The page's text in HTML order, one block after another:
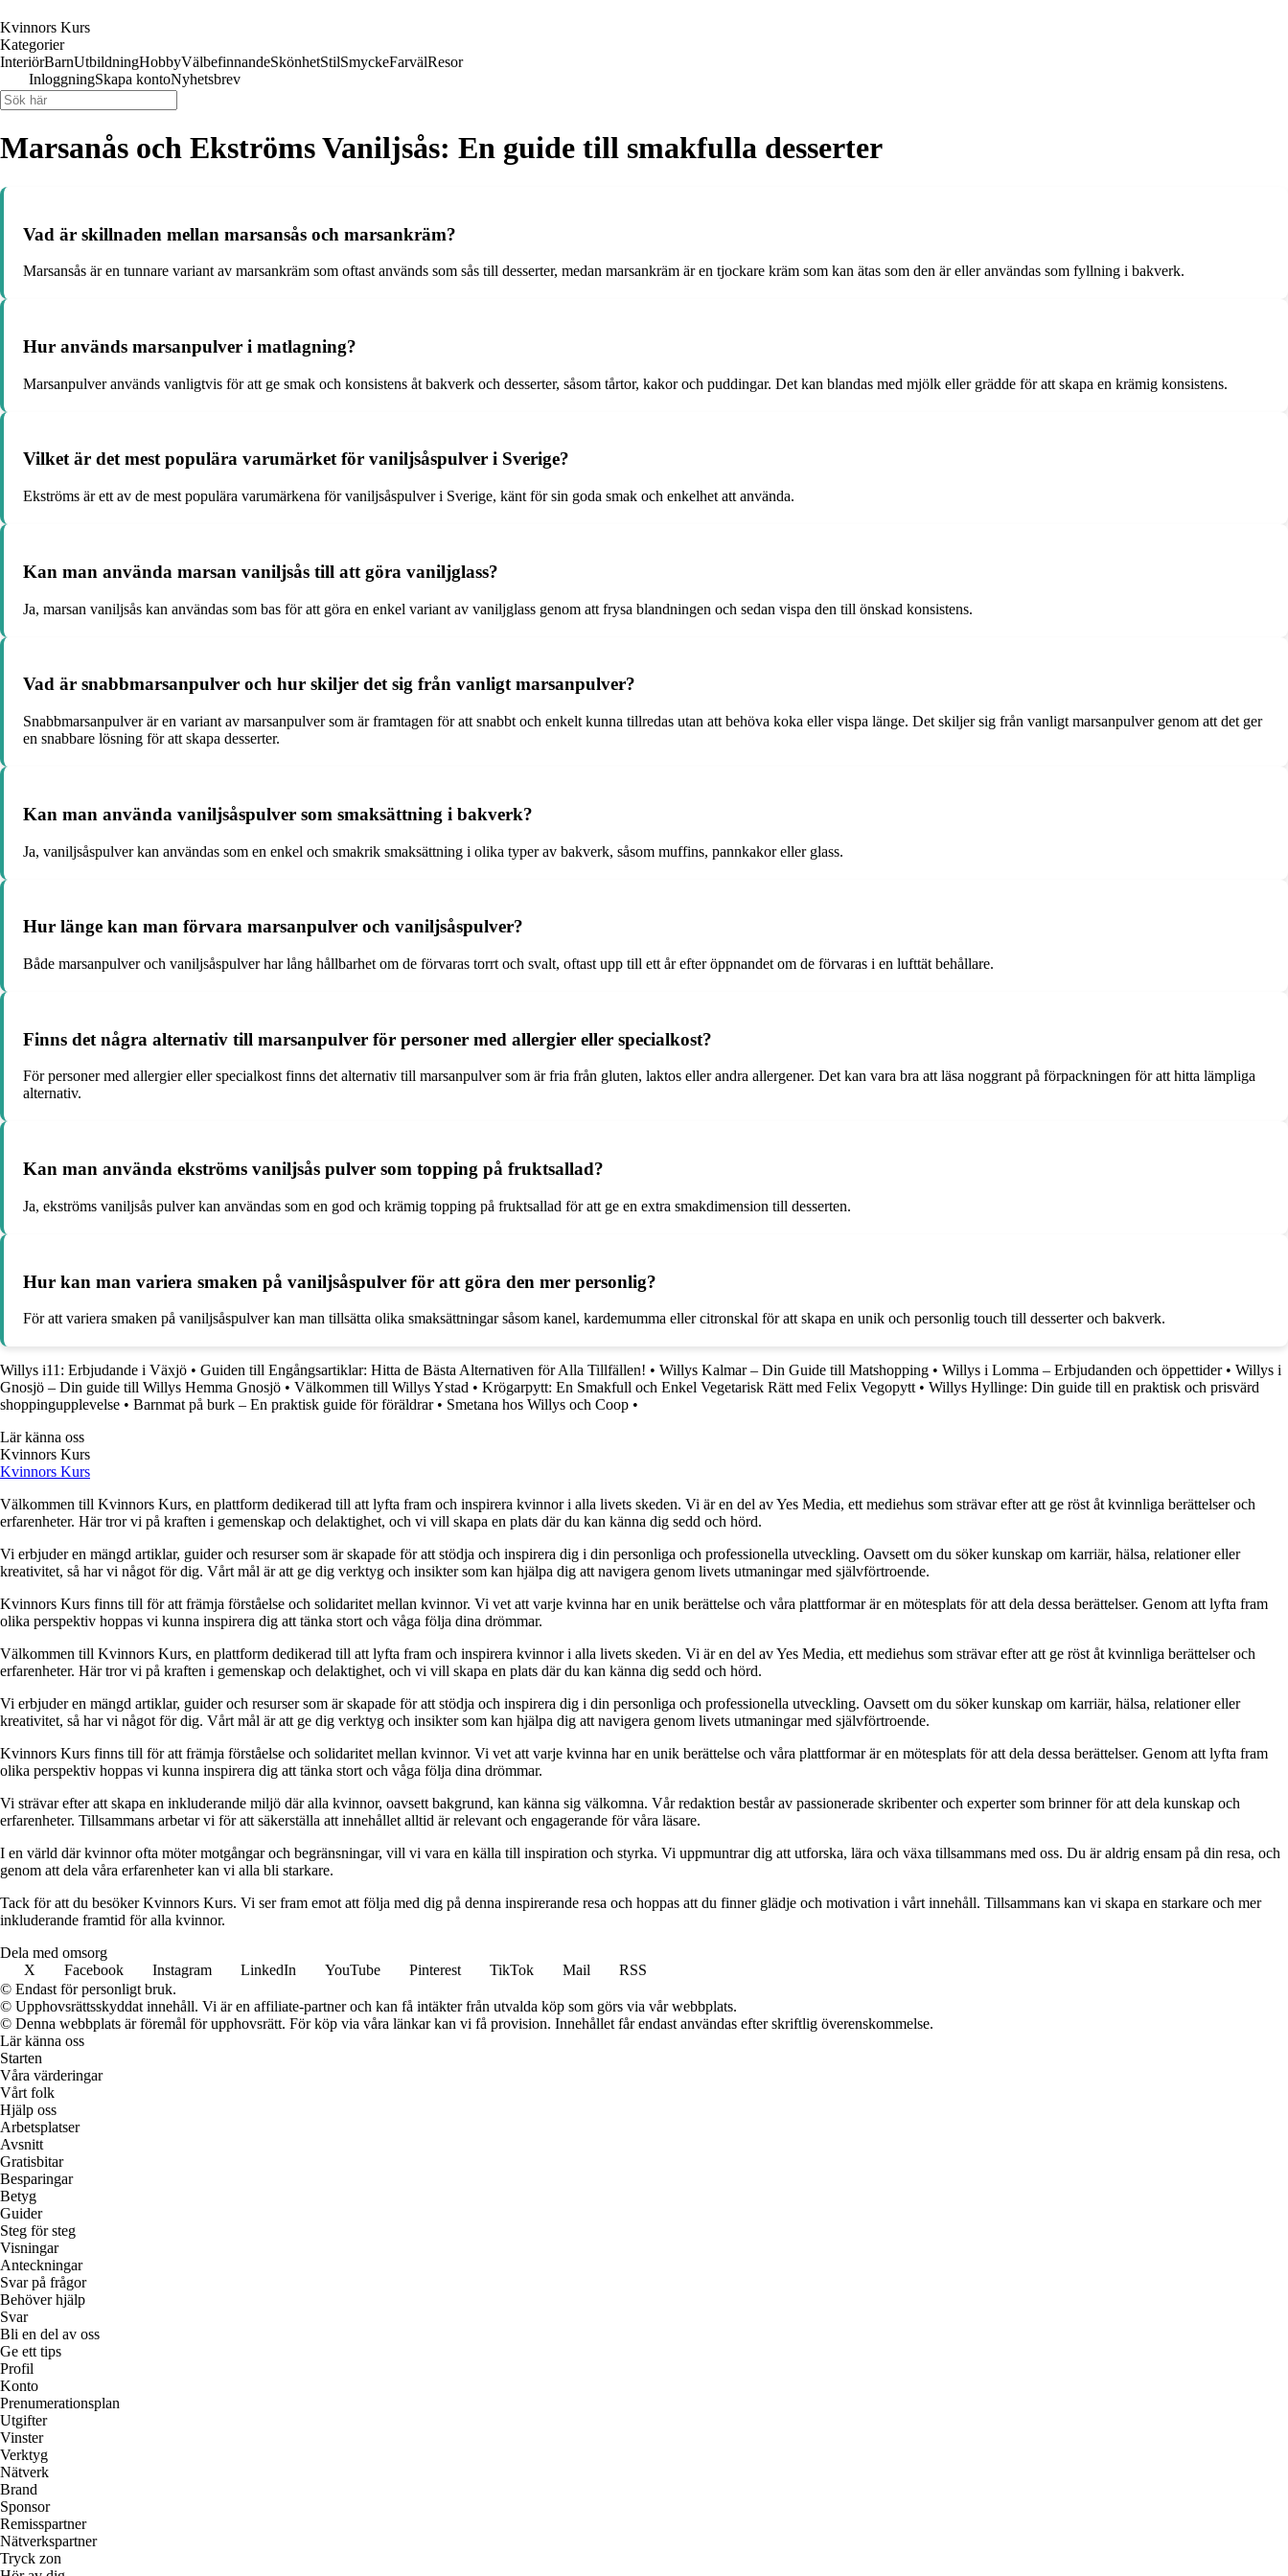
Kvinnors Kurs
Kategorier
InteriörBarnUtbildningHobbyVälbefinnandeSkönhetStilSmyckeFarvälResor
InloggningSkapa kontoNyhetsbrev
Marsanås och Ekströms Vaniljsås: En guide till smakfulla desserter
Vad är skillnaden mellan marsansås och marsankräm?
Marsansås är en tunnare variant av marsankräm som oftast används som sås till desserter, medan marsankräm är en tjockare kräm som kan ätas som den är eller användas som fyllning i bakverk.
Hur används marsanpulver i matlagning?
Marsanpulver används vanligtvis för att ge smak och konsistens åt bakverk och desserter, såsom tårtor, kakor och puddingar. Det kan blandas med mjölk eller grädde för att skapa en krämig konsistens.
Vilket är det mest populära varumärket för vaniljsåspulver i Sverige?
Ekströms är ett av de mest populära varumärkena för vaniljsåspulver i Sverige, känt för sin goda smak och enkelhet att använda.
Kan man använda marsan vaniljsås till att göra vaniljglass?
Ja, marsan vaniljsås kan användas som bas för att göra en enkel variant av vaniljglass genom att frysa blandningen och sedan vispa den till önskad konsistens.
Vad är snabbmarsanpulver och hur skiljer det sig från vanligt marsanpulver?
Snabbmarsanpulver är en variant av marsanpulver som är framtagen för att snabbt och enkelt kunna tillredas utan att behöva koka eller vispa länge. Det skiljer sig från vanligt marsanpulver genom att det ger
en snabbare lösning för att skapa desserter.
Kan man använda vaniljsåspulver som smaksättning i bakverk?
Ja, vaniljsåspulver kan användas som en enkel och smakrik smaksättning i olika typer av bakverk, såsom muffins, pannkakor eller glass.
Hur länge kan man förvara marsanpulver och vaniljsåspulver?
Både marsanpulver och vaniljsåspulver har lång hållbarhet om de förvaras torrt och svalt, oftast upp till ett år efter öppnandet om de förvaras i en lufttät behållare.
Finns det några alternativ till marsanpulver för personer med allergier eller specialkost?
För personer med allergier eller specialkost finns det alternativ till marsanpulver som är fria från gluten, laktos eller andra allergener. Det kan vara bra att läsa noggrant på förpackningen för att hitta lämpliga
alternativ.
Kan man använda ekströms vaniljsås pulver som topping på fruktsallad?
Ja, ekströms vaniljsås pulver kan användas som en god och krämig topping på fruktsallad för att ge en extra smakdimension till desserten.
Hur kan man variera smaken på vaniljsåspulver för att göra den mer personlig?
För att variera smaken på vaniljsåspulver kan man tillsätta olika smaksättningar såsom kanel, kardemumma eller citronskal för att skapa en unik och personlig touch till desserter och bakverk.
Willys i11: Erbjudande i Växjö • Guiden till Engångsartiklar: Hitta de Bästa Alternativen för Alla Tillfällen! • Willys Kalmar – Din Guide till Matshopping • Willys i Lomma – Erbjudanden och öppettider• Willys i
Gnosjö – Din guide till Willys Hemma Gnosjö • Välkommen till Willys Ystad • Krögarpytt: En Smakfull och Enkel Vegetarisk Rätt med Felix Vegopytt • Willys Hyllinge: Din guide till en praktisk och prisvärd
shoppingupplevelse • Barnmat på burk – En praktisk guide för föräldrar• Smetana hos Willys och Coop •
Lär känna oss
Kvinnors Kurs
Kvinnors Kurs
Välkommen till Kvinnors Kurs, en plattform dedikerad till att lyfta fram och inspirera kvinnor i alla livets skeden. Vi är en del av Yes Media, ett mediehus som strävar efter att ge röst åt kvinnliga berättelser och
erfarenheter. Här tror vi på kraften i gemenskap och delaktighet, och vi vill skapa en plats där du kan känna dig sedd och hörd.
Vi erbjuder en mängd artiklar, guider och resurser som är skapade för att stödja och inspirera dig i din personliga och professionella utveckling. Oavsett om du söker kunskap om karriär, hälsa, relationer eller
kreativitet, så har vi något för dig. Vårt mål är att ge dig verktyg och insikter som kan hjälpa dig att navigera genom livets utmaningar med självförtroende.
Kvinnors Kurs finns till för att främja förståelse och solidaritet mellan kvinnor. Vi vet att varje kvinna har en unik berättelse och våra plattformar är en mötesplats för att dela dessa berättelser. Genom att lyfta fram
olika perspektiv hoppas vi kunna inspirera dig att tänka stort och våga följa dina drömmar.
Välkommen till Kvinnors Kurs, en plattform dedikerad till att lyfta fram och inspirera kvinnor i alla livets skeden. Vi är en del av Yes Media, ett mediehus som strävar efter att ge röst åt kvinnliga berättelser och
erfarenheter. Här tror vi på kraften i gemenskap och delaktighet, och vi vill skapa en plats där du kan känna dig sedd och hörd.
Vi erbjuder en mängd artiklar, guider och resurser som är skapade för att stödja och inspirera dig i din personliga och professionella utveckling. Oavsett om du söker kunskap om karriär, hälsa, relationer eller
kreativitet, så har vi något för dig. Vårt mål är att ge dig verktyg och insikter som kan hjälpa dig att navigera genom livets utmaningar med självförtroende.
Kvinnors Kurs finns till för att främja förståelse och solidaritet mellan kvinnor. Vi vet att varje kvinna har en unik berättelse och våra plattformar är en mötesplats för att dela dessa berättelser. Genom att lyfta fram
olika perspektiv hoppas vi kunna inspirera dig att tänka stort och våga följa dina drömmar.
Vi strävar efter att skapa en inkluderande miljö där alla kvinnor, oavsett bakgrund, kan känna sig välkomna. Vår redaktion består av passionerade skribenter och experter som brinner för att dela kunskap och
erfarenheter. Tillsammans arbetar vi för att säkerställa att innehållet alltid är relevant och engagerande för våra läsare.
I en värld där kvinnor ofta möter motgångar och begränsningar, vill vi vara en källa till inspiration och styrka. Vi uppmuntrar dig att utforska, lära och växa tillsammans med oss. Du är aldrig ensam på din resa, och
genom att dela våra erfarenheter kan vi alla bli starkare.
Tack för att du besöker Kvinnors Kurs. Vi ser fram emot att följa med dig på denna inspirerande resa och hoppas att du finner glädje och motivation i vårt innehåll. Tillsammans kan vi skapa en starkare och mer
inkluderande framtid för alla kvinnor.
Dela med omsorg
X
Facebook Instagram LinkedIn YouTube Pinterest TikTok Mail
RSS
© Endast för personligt bruk.
© Upphovsrättsskyddat innehåll. Vi är en affiliate-partner och kan få intäkter från utvalda köp som görs via vår webbplats.
© Denna webbplats är föremål för upphovsrätt. För köp via våra länkar kan vi få provision. Innehållet får endast användas efter skriftlig överenskommelse.
Lär känna oss
Starten
Våra värderingar
Vårt folk
Hjälp oss
Arbetsplatser
Avsnitt
Gratisbitar
Besparingar
Betyg
Guider
Steg för steg
Visningar
Anteckningar
Svar på frågor
Behöver hjälp
Svar
Bli en del av oss
Ge ett tips
Profil
Konto
Prenumerationsplan
Utgifter
Vinster
Verktyg
Nätverk
Brand
Sponsor
Remisspartner
Nätverkspartner
Tryck zon